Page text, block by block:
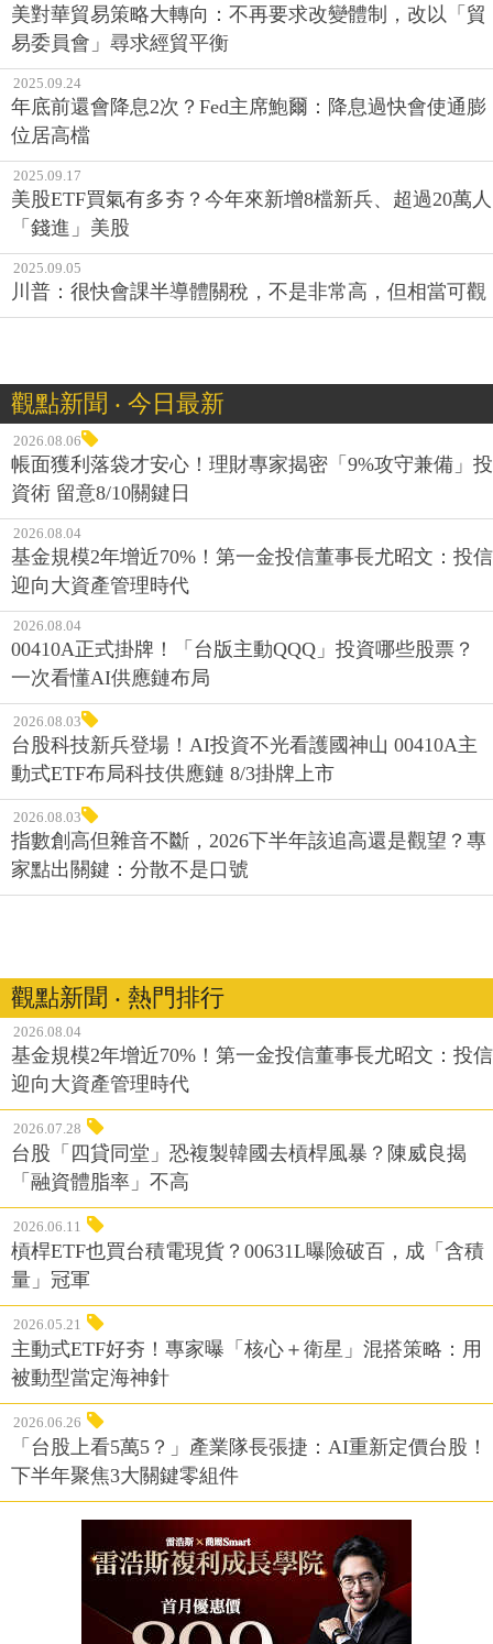
美對華貿易策略大轉向：不再要求改變體制，改以「貿
易委員會」尋求經貿平衡
2025.09.24
年底前還會降息2次？Fed主席鮑爾：降息過快會使通膨
位居高檔
2025.09.17
美股ETF買氣有多夯？今年來新增8檔新兵、超過20萬人
「錢進」美股
2025.09.05
川普：很快會課半導體關稅，不是非常高，但相當可觀
觀點新聞 ‧ 今日最新
2026.08.06
帳面獲利落袋才安心！理財專家揭密「9%攻守兼備」投
資術 留意8/10關鍵日
2026.08.04
基金規模2年增近70%！第一金投信董事長尤昭文：投信
迎向大資產管理時代
2026.08.04
00410A正式掛牌！「台版主動QQQ」投資哪些股票？
一次看懂AI供應鏈布局
2026.08.03
台股科技新兵登場！AI投資不光看護國神山 00410A主
動式ETF布局科技供應鏈 8/3掛牌上市
2026.08.03
指數創高但雜音不斷，2026下半年該追高還是觀望？專
家點出關鍵：分散不是口號
觀點新聞 ‧ 熱門排行
2026.08.04
基金規模2年增近70%！第一金投信董事長尤昭文：投信
迎向大資產管理時代
2026.07.28
台股「四貸同堂」恐複製韓國去槓桿風暴？陳威良揭
「融資體脂率」不高
2026.06.11
槓桿ETF也買台積電現貨？00631L曝險破百，成「含積
量」冠軍
2026.05.21
主動式ETF好夯！專家曝「核心＋衛星」混搭策略：用
被動型當定海神針
2026.06.26
「台股上看5萬5？」產業隊長張捷：AI重新定價台股！
下半年聚焦3大關鍵零組件